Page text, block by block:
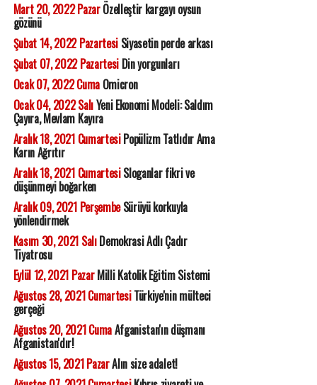
Mart 20, 2022 PazarÖzelleştir kargayı oysun
gözünü
Şubat 14, 2022 PazartesiSiyasetin perde arkası
Şubat 07, 2022 PazartesiDin yorgunları
Ocak 07, 2022 CumaOmicron
Ocak 04, 2022 SalıYeni Ekonomi Modeli: Saldım
Çayıra, Mevlam Kayıra
Aralık 18, 2021 CumartesiPopülizm Tatlıdır Ama
Karın Ağrıtır
Aralık 18, 2021 CumartesiSloganlar fikri ve
düşünmeyi boğarken
Aralık 09, 2021 PerşembeSürüyü korkuyla
yönlendirmek
Kasım 30, 2021 SalıDemokrasi Adlı Çadır
Tiyatrosu
Eylül 12, 2021 PazarMilli Katolik Eğitim Sistemi
Ağustos 28, 2021 CumartesiTürkiye'nin mülteci
gerçeği
Ağustos 20, 2021 CumaAfganistan'ın düşmanı
Afganistan'dır!
Ağustos 15, 2021 PazarAlın size adalet!